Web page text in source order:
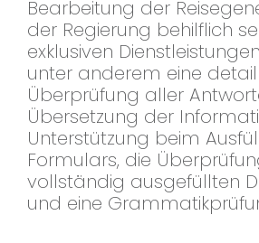
Bearbeitung der
der Regierung behilflich
exklusiven
unter anderem eine
Überprüfung aller
Übersetzung der
Unterstützung beim
Formulars, die
vollständig ausgefüllten
und eine